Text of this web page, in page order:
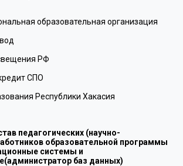
образовательная организация
РФ
СПО
Республики Хакасия
педагогических (научно-
образовательной программы
системы и
баз данных)